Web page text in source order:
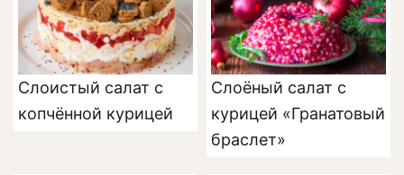
Слоистый салат с
копчённой курицей
Слоёный салат с
курицей «Гранатовый
браслет»